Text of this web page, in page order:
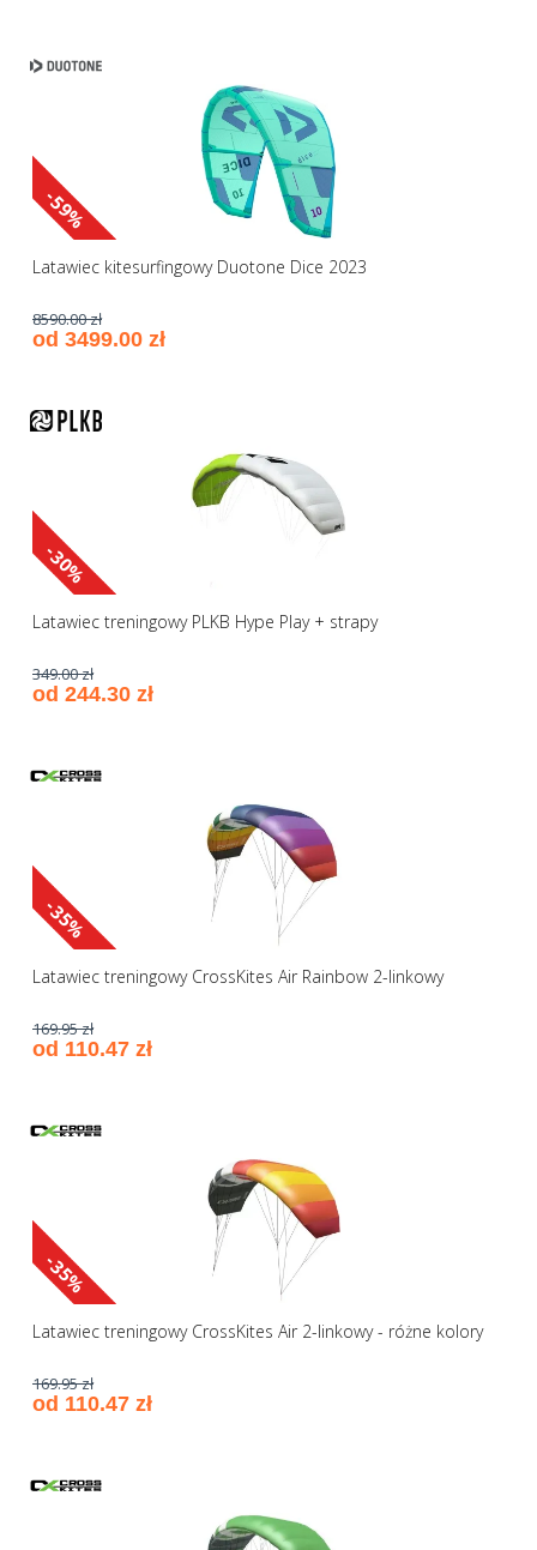
-59%
Latawiec kitesurfingowy Duotone Dice 2023
8590.00 zł
od 3499.00 zł
-30%
Latawiec treningowy PLKB Hype Play + strapy
349.00 zł
od 244.30 zł
-35%
Latawiec treningowy CrossKites Air Rainbow 2-linkowy
169.95 zł
od 110.47 zł
-35%
Latawiec treningowy CrossKites Air 2-linkowy - różne kolory
169.95 zł
od 110.47 zł